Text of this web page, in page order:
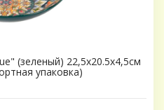
(зеленый) 22,5х20.5х4,5см
упаковка)